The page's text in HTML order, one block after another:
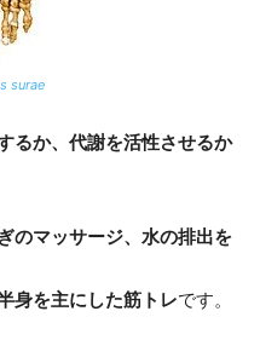
surae
るか、代謝を活性させるか
のマッサージ、水の排出を
身を主にした筋トレです。